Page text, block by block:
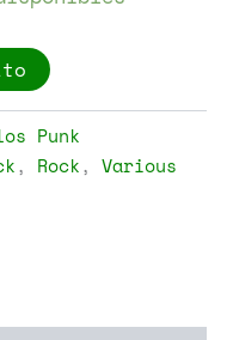
Punk
, Rock, Various